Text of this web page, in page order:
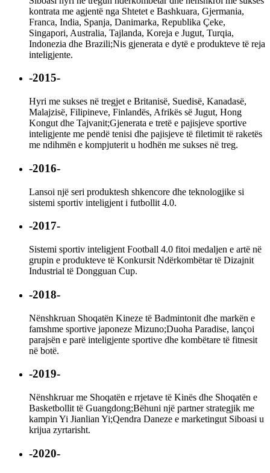
kontrata me agjentë nga Shtetet e Bashkuara, Gjermania,
Franca, India, Spanja, Danimarka, Republika Çeke,
Singapori, Australia, Tajlanda, Koreja e Jugut, Turqia,
Indonezia dhe Brazili;Nis gjenerata e dytë e produkteve të reja
inteligjente.
-2015-
Hyri me sukses në tregjet e Britanisë, Suedisë, Kanadasë,
Malajzisë, Filipineve, Finlandës, Afrikës së Jugut, Hong
Kongut dhe Tajvanit;Gjenerata e tretë e pajisjeve sportive
inteligjente me pendë tenisi dhe pajisjeve të filetimit të raketës
me ndihmën e kompjuterit u hodhën me sukses në treg.
-2016-
Lansoi një seri produktesh shkencore dhe teknologjike si
sistemi sportiv inteligjent i futbollit 4.0.
-2017-
Sistemi sportiv inteligjent Football 4.0 fitoi medaljen e artë në
grupin e produkteve të Konkursit Ndërkombëtar të Dizajnit
Industrial të Dongguan Cup.
-2018-
Nënshkruan Shoqatën Kineze të Badmintonit dhe markën e
famshme sportive japoneze Mizuno;Duoha Paradise, lançoi
parajsën e parë inteligjente sportive dhe kombëtare të fitnesit
në botë.
-2019-
Nënshkruar me Shoqatën e rrjetave të Kinës dhe Shoqatën e
Basketbollit të Guangdong;Bëhuni një partner strategjik me
kampin Yi Jianlian Yi;Qendra Daneze e marketingut Siboasi u
krijua zyrtarisht.
-2020-